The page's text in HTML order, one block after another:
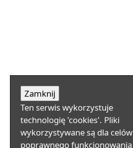
Ten serwis wykorzystuje
technologię 'cookies'. Pliki
wykorzystywane są dla celów
poprawnego funkcjonowania